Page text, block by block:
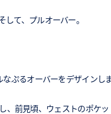
て、プルオーバー。
ぷるオーバーをデザインしま
、前見頃、ウェストのポケ